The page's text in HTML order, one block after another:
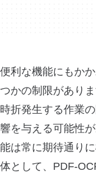
便利な機能にもか
つかの制限があり
時折発生する作業
響を与える可能性
能は常に期待通り
体として、PDF-